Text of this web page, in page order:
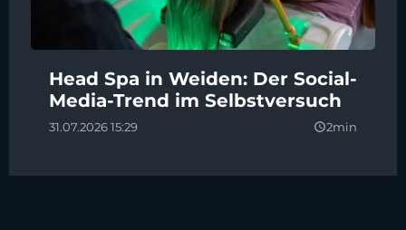
Head Spa in Weiden: Der Social-
Media-Trend im Selbstversuch
31.07.2026 15:29 query_builder2min